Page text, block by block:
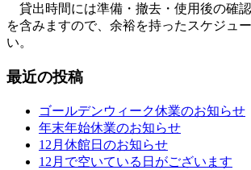
貸出時間には準備・撤去・使用後の確
を含みますので、余裕を持ったスケジュ
い。
最近の投稿
ゴールデンウィーク休業のお知らせ
年末年始休業のお知らせ
12月休館日のお知らせ
12月で空いている日がございます